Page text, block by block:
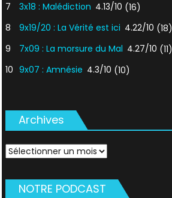
7
3x18 : Malédiction 4.13/10 (16)
8
9x19/20 : La Vérité est ici 4.22/10 (18)
9
7x09 : La morsure du Mal 4.27/10 (11)
10 9x07 : Amnésie 4.3/10 (10)
Archives
Archives
NOTRE PODCAST